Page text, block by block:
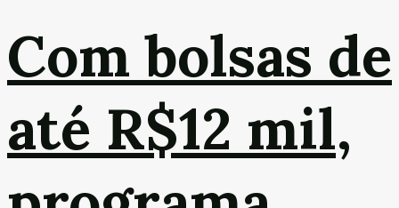
Com bolsas de
até R$12 mil,